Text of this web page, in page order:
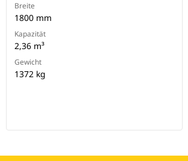
Breite
1800 mm
Kapazität
2,36 m³
Gewicht
1372 kg